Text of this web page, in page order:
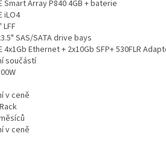
Smart Array P840 4GB + baterie
iLO4
LFF
SAS/SATA drive bays
4x1Gb Ethernet + 2x10Gb SFP+ 530FLR
součástí
v ceně
v ceně